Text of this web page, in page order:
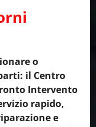
o
il Centro
Intervento
rapido,
e